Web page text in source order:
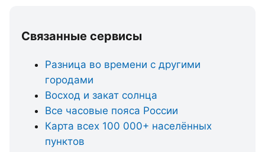
Связанные сервисы
Разница во времени с другими
городами
Восход и закат солнца
Все часовые пояса России
Карта всех 100 000+ населённых
пунктов